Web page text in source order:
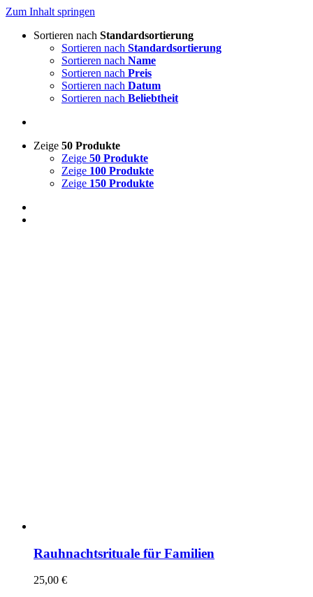
Zum Inhalt springen
Sortieren nach Standardsortierung
Sortieren nach Standardsortierung
Sortieren nach Name
Sortieren nach Preis
Sortieren nach Datum
Sortieren nach Beliebtheit
Zeige 50 Produkte
Zeige 50 Produkte
Zeige 100 Produkte
Zeige 150 Produkte
Rauhnachtsrituale für Familien
25,00 €